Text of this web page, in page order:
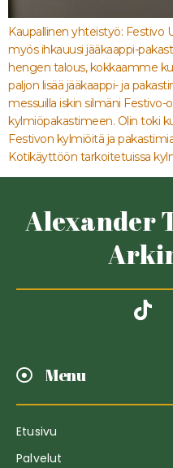
Kaupallinen yhteistyö:
myös ihkauusi jääkaappi-
hengen talous, kokkaamme
paljon lisää jääkaappi- ja
messuilla iskin silmäni
kylmiöpakastimeen. Olin toki
Festivon kylmiöitä ja
Kotikäyttöön tarkoitetuissa
Alexander
Menu
Etusivu
Palvelut